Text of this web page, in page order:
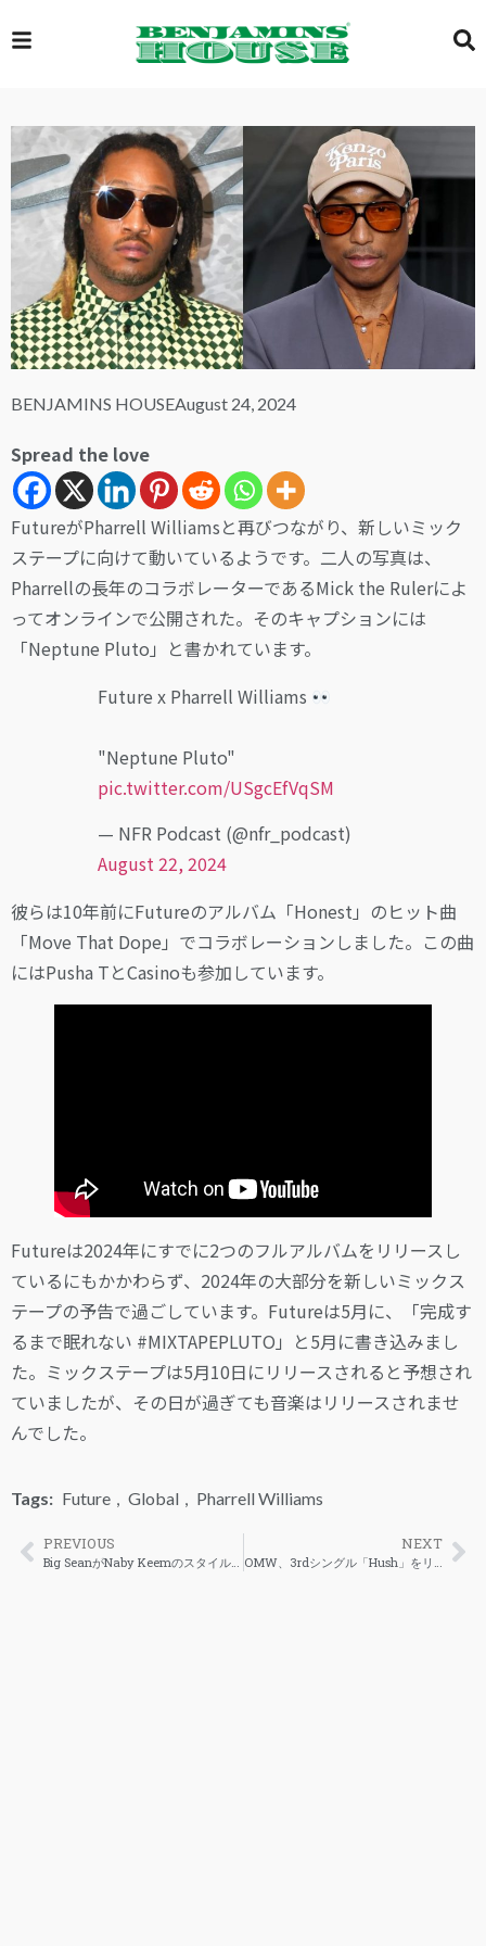
EXCLUSIVE
GLOBAL
VIDEOS
GALLERY
BENJAMINS HOUSEAugust 24, 2024
Spread the love
FutureがPharrell Williamsと再びつながり、新しいミック
ステープに向けて動いているようです。二人の写真は、
Pharrellの長年のコラボレーターであるMick the Rulerによ
ってオンラインで公開された。そのキャプションには
「Neptune Pluto」と書かれています。
Future x Pharrell Williams
"Neptune Pluto"
pic.twitter.com/USgcEfVqSM
— NFR Podcast (@nfr_podcast)
August 22, 2024
彼らは10年前にFutureのアルバム「Honest」のヒット曲
「Move That Dope」でコラボレーションしました。この曲
にはPusha TとCasinoも参加しています。
Futureは2024年にすでに2つのフルアルバムをリリースし
ているにもかかわらず、2024年の大部分を新しいミックス
テープの予告で過ごしています。Futureは5月に、「完成す
るまで眠れない #MIXTAPEPLUTO」と5月に書き込みまし
た。ミックステープは5月10日にリリースされると予想され
ていましたが、その日が過ぎても音楽はリリースされませ
んでした。
Tags: Future Global Pharrell Williams
PREVIOUS NEXT